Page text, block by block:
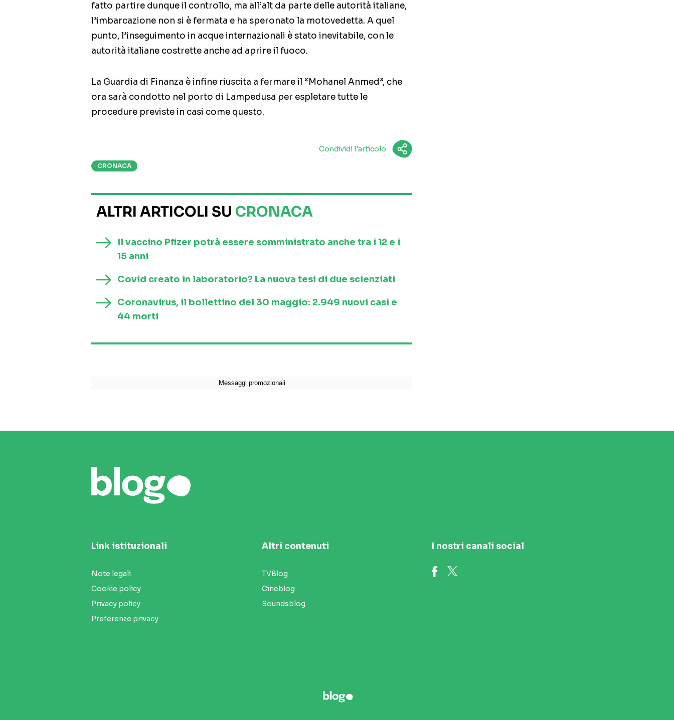
fatto partire dunque il controllo, ma all’alt da parte delle autorità italiane,
l’imbarcazione non si è fermata e ha speronato la motovedetta. A quel
punto, l’inseguimento in acque internazionali è stato inevitabile, con le
autorità italiane costrette anche ad aprire il fuoco.
La Guardia di Finanza è infine riuscita a fermare il “Mohanel Anmed”, che
ora sarà condotto nel porto di Lampedusa per espletare tutte le
procedure previste in casi come questo.
Condividi l'articolo
CRONACA
ALTRI ARTICOLI SU CRONACA
Il vaccino Pfizer potrà essere somministrato anche tra i 12 e i
15 anni
Covid creato in laboratorio? La nuova tesi di due scienziati
Coronavirus, il bollettino del 30 maggio: 2.949 nuovi casi e
44 morti
Link istituzionali
Note legali
Cookie policy
Privacy policy
Preferenze privacy
Altri contenuti
TVBlog
Cineblog
Soundsblog
I nostri canali social